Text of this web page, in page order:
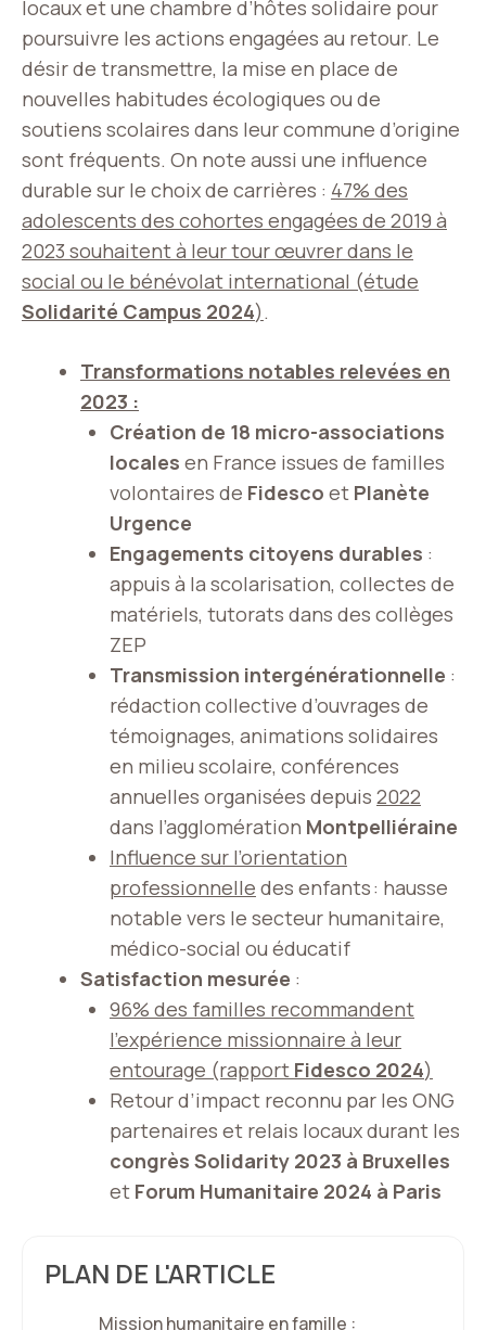
locaux et une chambre d’hôtes solidaire pour
poursuivre les actions engagées au retour. Le
désir de transmettre, la mise en place de
nouvelles habitudes écologiques ou de
soutiens scolaires dans leur commune d’origine
sont fréquents. On note aussi une influence
durable sur le choix de carrières : 47% des
adolescents des cohortes engagées de 2019 à
2023 souhaitent à leur tour œuvrer dans le
social ou le bénévolat international (étude
Solidarité Campus 2024).
Transformations notables relevées en
2023 :
Création de 18 micro-associations
locales en France issues de familles
volontaires de Fidesco et Planète
Urgence
Engagements citoyens durables :
appuis à la scolarisation, collectes de
matériels, tutorats dans des collèges
ZEP
Transmission intergénérationnelle :
rédaction collective d’ouvrages de
témoignages, animations solidaires
en milieu scolaire, conférences
annuelles organisées depuis 2022
dans l’agglomération Montpelliéraine
Influence sur l’orientation
professionnelle des enfants : hausse
notable vers le secteur humanitaire,
médico-social ou éducatif
Satisfaction mesurée :
96% des familles recommandent
l’expérience missionnaire à leur
entourage (rapport Fidesco 2024)
Retour d’impact reconnu par les ONG
partenaires et relais locaux durant les
congrès Solidarity 2023 à Bruxelles
et Forum Humanitaire 2024 à Paris
PLAN DE L'ARTICLE
Mission humanitaire en famille :